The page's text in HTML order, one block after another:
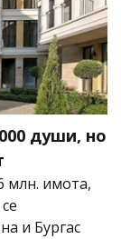
души, но
млн. имота,
и Бургас